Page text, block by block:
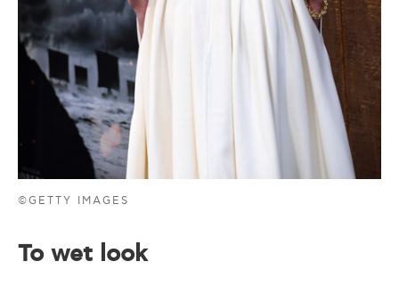
©GETTY IMAGES
To wet look